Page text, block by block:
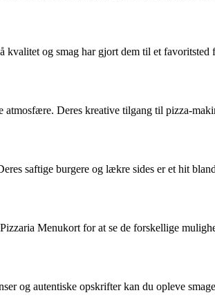
og smag har gjort dem til et
Deres kreative tilgang til pizza-
saftige burgere og lækre sides er et hit
Menukort for at se de forskellige
og autentiske opskrifter kan du opleve